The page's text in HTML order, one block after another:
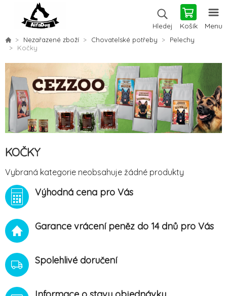
Hledej Košík Menu
Nezařazené zboží Chovatelské potřeby
Pelechy
Kočky
KOČKY
Vybraná kategorie neobsahuje žádné produkty
Výhodná cena pro Vás
Garance vrácení peněz do 14 dnů pro Vás
Spolehlivé doručení